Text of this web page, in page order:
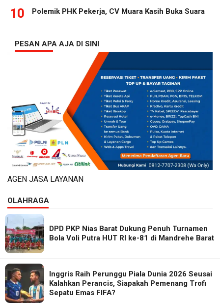
10 Polemik PHK Pekerja, CV Muara Kasih Buka Suara
PESAN APA AJA DI SINI
AGEN JASA LAYANAN
OLAHRAGA
DPD PKP Nias Barat Dukung Penuh Turnamen
Bola Voli Putra HUT RI ke-81 di Mandrehe Barat
Inggris Raih Perunggu Piala Dunia 2026 Seusai
Kalahkan Perancis, Siapakah Pemenang Trofi
Sepatu Emas FIFA?